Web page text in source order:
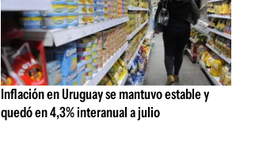
Inflación en Uruguay se mantuvo estable y
quedó en 4,3% interanual a julio